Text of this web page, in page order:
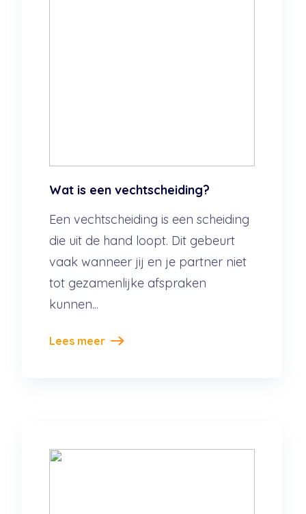
Wat is een vechtscheiding?
Een vechtscheiding is een scheiding
die uit de hand loopt. Dit gebeurt
vaak wanneer jij en je partner niet
tot gezamenlijke afspraken
kunnen...
Lees meer